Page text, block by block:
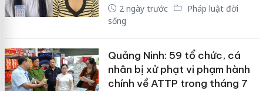
2 ngày trước
Pháp luật đời
sống
Quảng Ninh: 59 tổ chức, cá
nhân bị xử phạt vi phạm hành
chính về ATTP trong tháng 7